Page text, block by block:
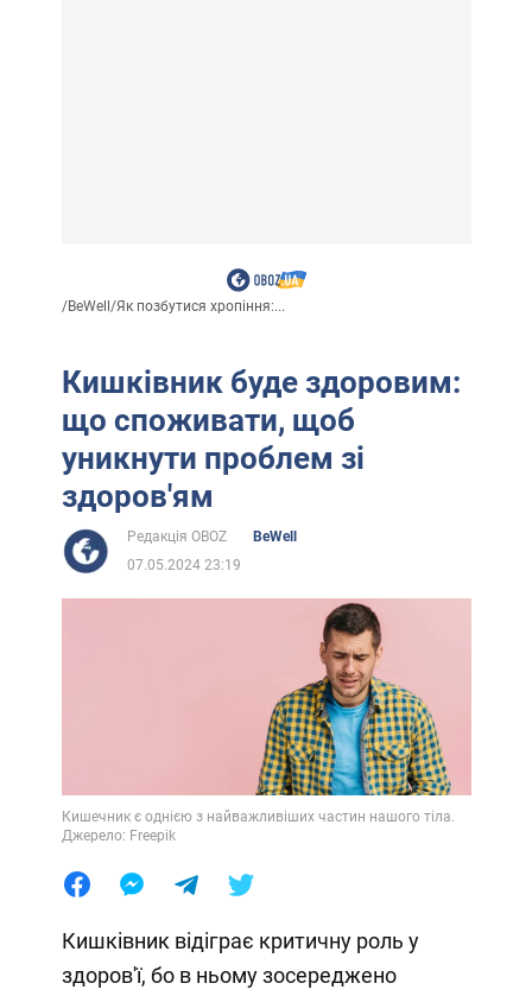
/BeWell/Як позбутися хропіння:...
Кишківник буде здоровим:
що споживати, щоб
уникнути проблем зі
здоров'ям
Редакція OBOZ
BeWell
07.05.2024 23:19
Кишечник є однією з найважливіших частин нашого тіла.
Джерело: Freepik
Кишківник відіграє критичну роль у
здоров'ї, бо в ньому зосереджено